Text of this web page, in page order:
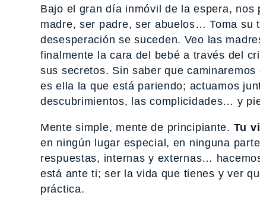
Bajo el gran día inmóvil de la espera,
madre, ser padre, ser abuelos… Toma su
desesperación se suceden. Veo las
finalmente la cara del bebé a través del
sus secretos. Sin saber que
es ella la que está pariendo; actuamos
descubrimientos, las complicidades… y
Mente simple, mente de principiante. Tu
en ningún lugar especial, en ninguna
respuestas, internas y externas…
está ante ti; ser la vida que tienes y ver
práctica.